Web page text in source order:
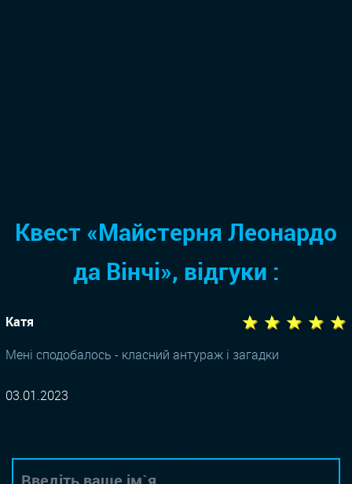
Квест «Майстерня Леонардо
да Вінчі», відгуки :
Катя ★ ★ ★ ★ ★
Мені сподобалось - класний антураж і загадки
03.01.2023